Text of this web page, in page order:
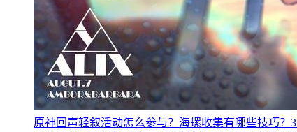
原神回声轻叙活动怎么参与？海螺收集有哪些技巧